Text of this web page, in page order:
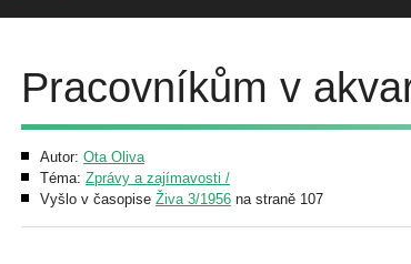
Pracovníkům v
Autor: Ota Oliva
Téma: Zprávy a zajímavosti /
Vyšlo v časopise Živa 3/1956 na straně 107